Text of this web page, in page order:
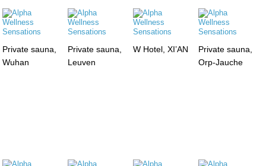
Private sauna,
Wuhan
Private sauna,
Leuven
W Hotel, XI’AN
Private sauna,
Orp-Jauche